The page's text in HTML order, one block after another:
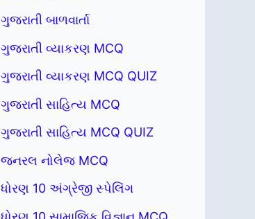
ગુજરાતી બાળવાર્તા
ગુજરાતી વ્યાકરણ MCQ
ગુજરાતી વ્યાકરણ MCQ QUIZ
ગુજરાતી સાહિત્ય MCQ
ગુજરાતી સાહિત્ય MCQ QUIZ
જનરલ નોલેજ MCQ
ધોરણ 10 અંગ્રેજી સ્પેલિંગ